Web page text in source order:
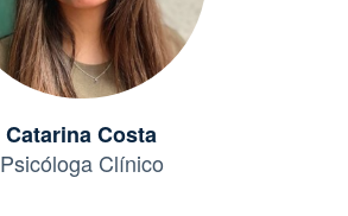
Catarina Costa
Psicóloga Clínico